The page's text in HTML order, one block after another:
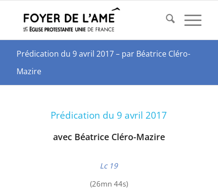
Prédication du 9 avril 2017 – par Béatrice Cléro-
Mazire
Prédication du 9 avril 2017
avec Béatrice Cléro-Mazire
Lc 19
(26mn 44s)